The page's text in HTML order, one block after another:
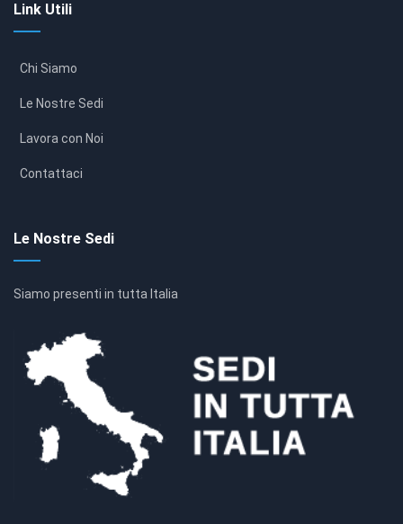
Link Utili
Chi Siamo
Le Nostre Sedi
Lavora con Noi
Contattaci
Le Nostre Sedi
Siamo presenti in tutta Italia